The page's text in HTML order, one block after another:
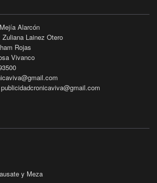
Alarcón
Lainez Otero
Rojas
Vivanco
publicidadcronicaviva@gmail.com
y Meza